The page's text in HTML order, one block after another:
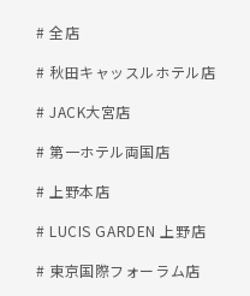
# 全店
# 秋田キャッスルホテル店
# JACK大宮店
# 第一ホテル両国店
# 上野本店
# LUCIS GARDEN 上野店
# 東京国際フォーラム店